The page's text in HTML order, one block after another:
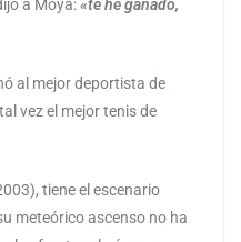
a Moyá:«te he ganado,
al mejor deportista de
vez el mejor tenis de
tiene el escenario
meteórico ascenso no ha